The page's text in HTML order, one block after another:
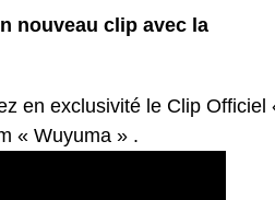
nouveau clip avec la
en exclusivité le Clip Officiel
« Wuyuma » .